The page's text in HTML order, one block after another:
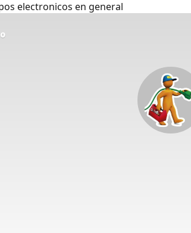
electronicos en general